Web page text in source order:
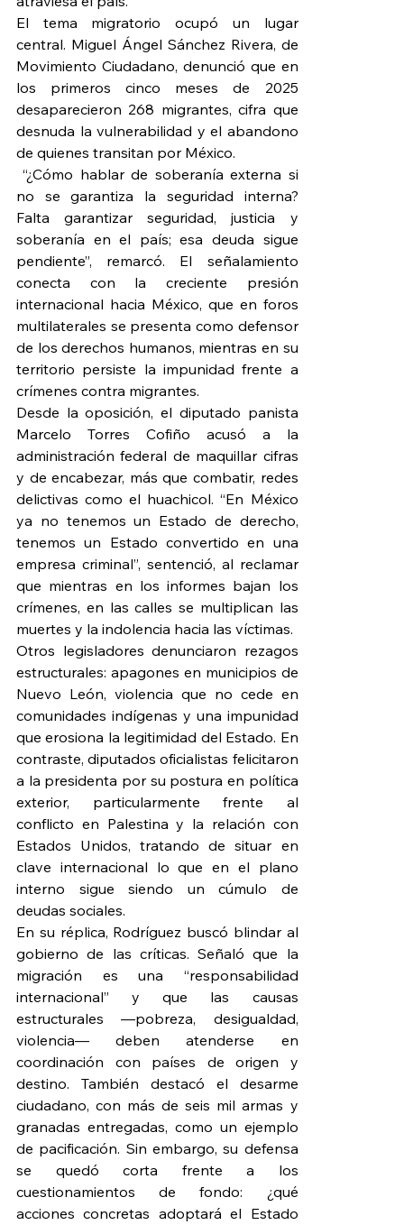
El tema migratorio ocupó un lugar
central. Miguel Ángel Sánchez Rivera, de
Movimiento Ciudadano, denunció que en
los primeros cinco meses de 2025
desaparecieron 268 migrantes, cifra que
desnuda la vulnerabilidad y el abandono
de quienes transitan por México.
“¿Cómo hablar de soberanía externa si
no se garantiza la seguridad interna?
Falta garantizar seguridad, justicia y
soberanía en el país; esa deuda sigue
pendiente”, remarcó. El señalamiento
conecta con la creciente presión
internacional hacia México, que en foros
multilaterales se presenta como defensor
de los derechos humanos, mientras en su
territorio persiste la impunidad frente a
crímenes contra migrantes.
Desde la oposición, el diputado panista
Marcelo Torres Cofiño acusó a la
administración federal de maquillar cifras
y de encabezar, más que combatir, redes
delictivas como el huachicol. “En México
ya no tenemos un Estado de derecho,
tenemos un Estado convertido en una
empresa criminal”, sentenció, al reclamar
que mientras en los informes bajan los
crímenes, en las calles se multiplican las
muertes y la indolencia hacia las víctimas.
Otros legisladores denunciaron rezagos
estructurales: apagones en municipios de
Nuevo León, violencia que no cede en
comunidades indígenas y una impunidad
que erosiona la legitimidad del Estado. En
contraste, diputados oficialistas felicitaron
a la presidenta por su postura en política
exterior, particularmente frente al
conflicto en Palestina y la relación con
Estados Unidos, tratando de situar en
clave internacional lo que en el plano
interno sigue siendo un cúmulo de
deudas sociales.
En su réplica, Rodríguez buscó blindar al
gobierno de las críticas. Señaló que la
migración es una “responsabilidad
internacional” y que las causas
estructurales —pobreza, desigualdad,
violencia— deben atenderse en
coordinación con países de origen y
destino. También destacó el desarme
ciudadano, con más de seis mil armas y
granadas entregadas, como un ejemplo
de pacificación. Sin embargo, su defensa
se quedó corta frente a los
cuestionamientos de fondo: ¿qué
acciones concretas adoptará el Estado